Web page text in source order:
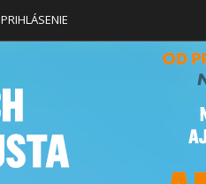
PRIHLÁSENIE